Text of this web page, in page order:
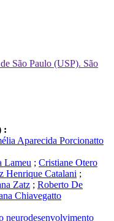
São Paulo (USP). São
:
Aparecida Porcionatto
Lameu ; Cristiane Otero
Henrique Catalani ;
Zatz ; Roberto De
Chiavegatto
neurodesenvolvimento